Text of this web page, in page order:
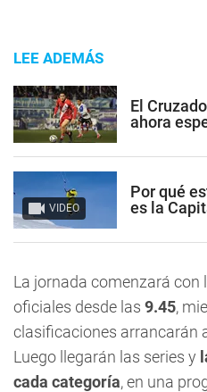
LEE ADEMÁS
El
ahora
VIDEO
Por qué
es la
La jornada comenzará con
oficiales desde las 9.45,
clasificaciones arrancarán
Luego llegarán las series y
cada categoría, en una